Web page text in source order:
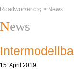
Roadworker.org > News
News
15. April 2019